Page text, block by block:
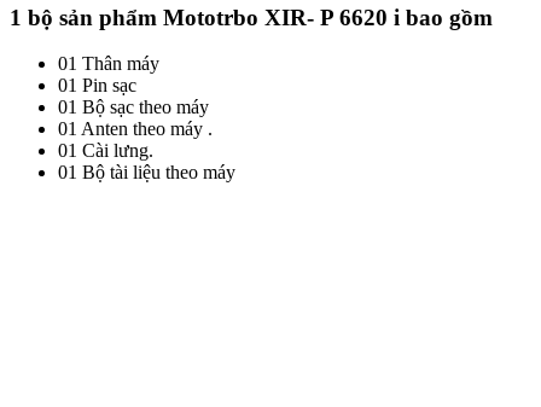
1 bộ sản phẩm Mototrbo XIR- P 6620 i bao gồm
01 Thân máy
01 Pin sạc
01 Bộ sạc theo máy
01 Anten theo máy .
01 Cài lưng.
01 Bộ tài liệu theo máy